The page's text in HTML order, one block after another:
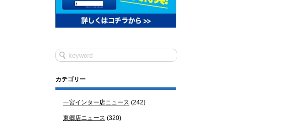
カテゴリー
一宮インター店ニュース (242)
東郷店ニュース (320)